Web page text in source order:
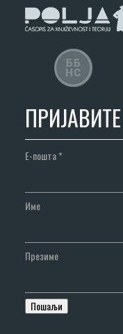
ПРИЈАВИТЕ
Е-пошта*
Име
Презиме